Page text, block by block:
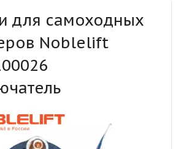
для самоходных
Noblelift